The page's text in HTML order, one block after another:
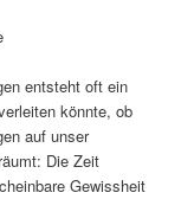
entsteht oft ein
könnte, ob
auf unser
Die Zeit
Gewissheit